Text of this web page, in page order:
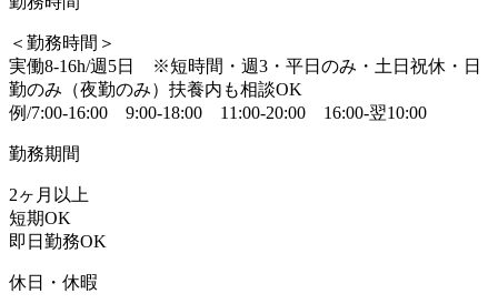
＜勤務時間＞
実働8-16h/週5日 ※短時間・週3・平日のみ・土日祝休・日
勤のみ（夜勤のみ）扶養内も相談OK
例/7:00-16:00 9:00-18:00 11:00-20:00 16:00-翌10:00
勤務期間
2ヶ月以上
短期OK
即日勤務OK
休日・休暇